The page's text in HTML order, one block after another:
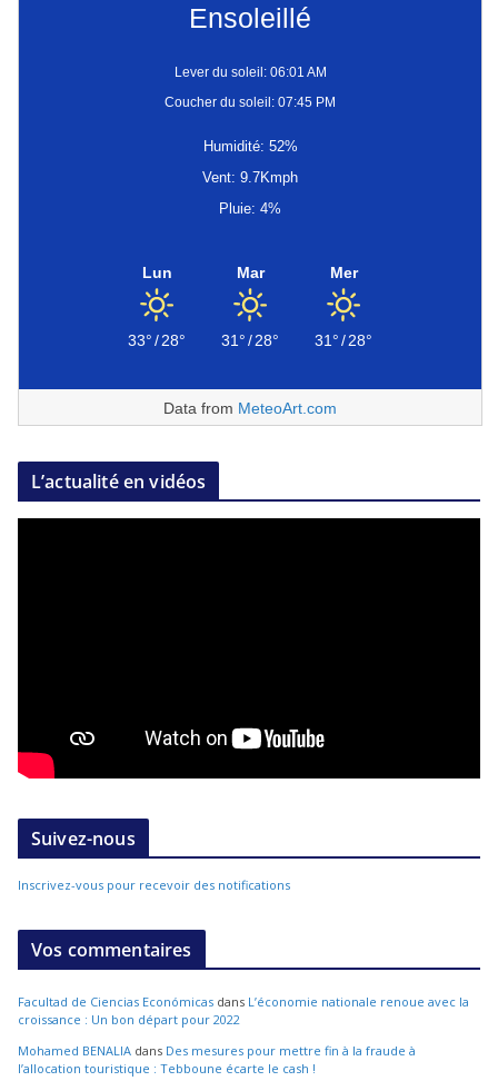
Ensoleillé
Lever du soleil: 06:01 AM
Coucher du soleil: 07:45 PM
Humidité: 52%
Vent: 9.7Kmph
Pluie: 4%
Lun
33°/28°
Mar
31°/28°
Mer
31°/28°
Data from MeteoArt.com
L’actualité en vidéos
Suivez-nous
Inscrivez-vous pour recevoir des notifications
Vos commentaires
Facultad de Ciencias Económicas dans L’économie nationale renoue avec la
croissance : Un bon départ pour 2022
Mohamed BENALIA dans Des mesures pour mettre fin à la fraude à
l’allocation touristique : Tebboune écarte le cash !